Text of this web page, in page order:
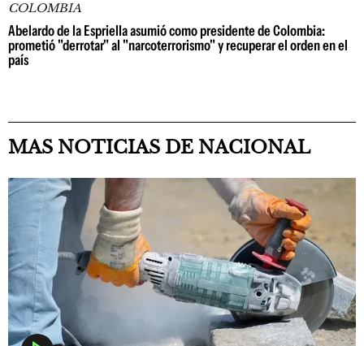
COLOMBIA
Abelardo de la Espriella asumió como presidente de Colombia:
prometió "derrotar" al "narcoterrorismo" y recuperar el orden en el
país
MAS NOTICIAS DE NACIONAL